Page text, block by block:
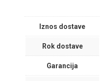
Iznos dostave
Rok dostave
Garancija